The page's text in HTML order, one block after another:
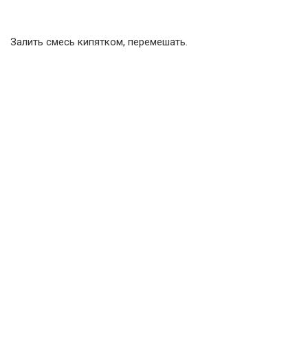
Залить смесь кипятком, перемешать.